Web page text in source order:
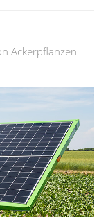
Ackerpflanzen